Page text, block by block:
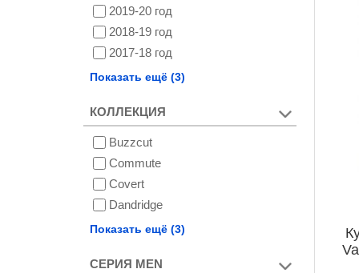
2019-20 год
2018-19 год
2017-18 год
2016-17 год
2012-13 год
Показать ещё (3)
КОЛЛЕКЦИЯ
Buzzcut
Commute
Covert
Dandridge
Frostner
Vivid
Показать ещё (3)
СЕРИЯ MEN